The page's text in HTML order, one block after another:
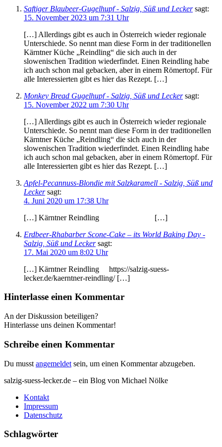
Saftiger Blaubeer-Gugelhupf - Salzig, Süß und Lecker sagt:
15. November 2023 um 7:31 Uhr
[…] Allerdings gibt es auch in Österreich wieder regionale
Unterschiede. So nennt man diese Form in der traditionellen
Kärntner Küche „Reindling“ die sich auch in der
slowenischen Tradition wiederfindet. Einen Reindling habe
ich auch schon mal gebacken, aber in einem Römertopf. Für
alle Interessierten gibt es hier das Rezept. […]
Monkey Bread Gugelhupf - Salzig, Süß und Lecker sagt:
15. November 2022 um 7:30 Uhr
[…] Allerdings gibt es auch in Österreich wieder regionale
Unterschiede. So nennt man diese Form in der traditionellen
Kärntner Küche „Reindling“ die sich auch in der
slowenischen Tradition wiederfindet. Einen Reindling habe
ich auch schon mal gebacken, aber in einem Römertopf. Für
alle Interessierten gibt es hier das Rezept. […]
Apfel-Pecannuss-Blondie mit Salzkaramell - Salzig, Süß und
Lecker sagt:
4. Juni 2020 um 17:38 Uhr
[…] Kärntner Reindling […]
Erdbeer-Rhabarber Scone-Cake – its World Baking Day -
Salzig, Süß und Lecker sagt:
17. Mai 2020 um 8:02 Uhr
[…] Kärntner Reindling https://salzig-suess-
lecker.de/kaerntner-reindling/ […]
Hinterlasse einen Kommentar
An der Diskussion beteiligen?
Hinterlasse uns deinen Kommentar!
Schreibe einen Kommentar
Du musst angemeldet sein, um einen Kommentar abzugeben.
salzig-suess-lecker.de – ein Blog von Michael Nölke
Kontakt
Impressum
Datenschutz
Schlagwörter